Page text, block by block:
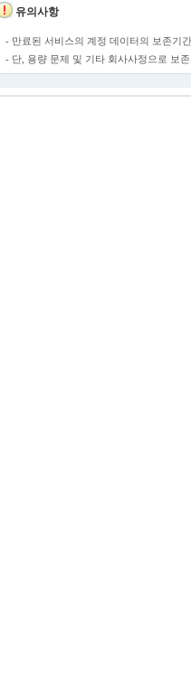
유의사항
- 만료된 서비스의 계정 데이터의 보존기
- 단, 용량 문제 및 기타 회사사정으로 보